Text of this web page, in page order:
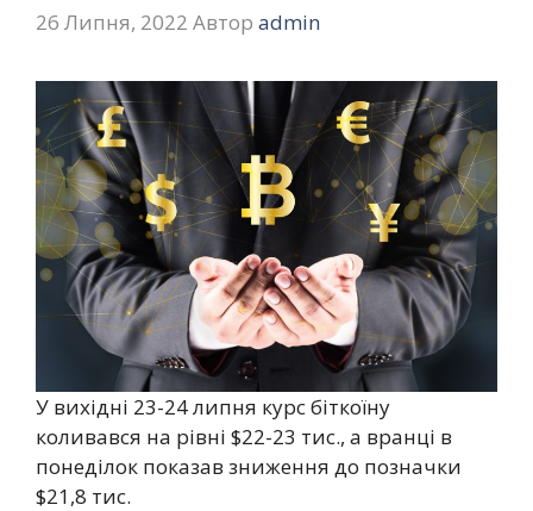
26 Липня, 2022 Автор admin
У вихідні 23-24 липня курс біткоїну
коливався на рівні $22-23 тис., а вранці в
понеділок показав зниження до позначки
$21,8 тис.